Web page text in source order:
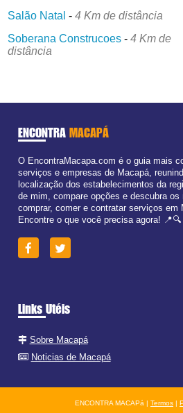
Salão Natal -4 Km de distância
Soberana Construcoes -4 Km de
distância
ENCONTRA MACAPÁ
O EncontraMacapa.com é o guia mais
serviços e empresas de Macapá,
localização dos estabelecimentos da
de mim, compare opções e descubra os
comprar, comer e contratar serviços em
Encontre o que você precisa agora! 📍🔍
Links Utéis
Sobre Macapá
Noticias de Macapá
ENCONTRA MACAPá | Termos |